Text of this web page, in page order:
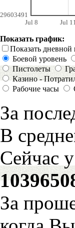
Jul 8 Jul 11
29603491
Показать график:
Показать дневной
Боевой уровень
Пистолеты
Казино -
Рабочие часы
За
В
Сейчас
За